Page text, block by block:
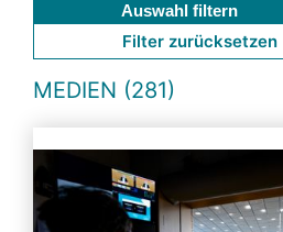
Auswahl filtern
Filter zurücksetzen
MEDIEN (281)